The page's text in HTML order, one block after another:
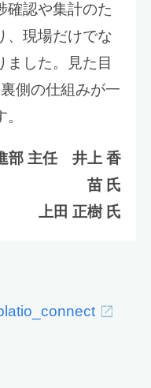
確認や集計のた
、現場だけでな
ました。見た目
側の仕組みが一
部 主任 井上 香
苗 氏
上田 正樹 氏